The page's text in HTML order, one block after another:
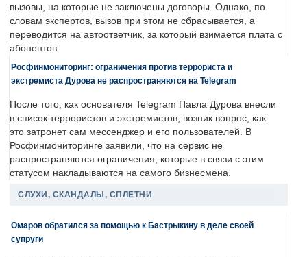
вызовы, на которые не заключены договоры. Однако, по
словам экспертов, вызов при этом не сбрасывается, а
переводится на автоответчик, за который взимается плата с
абонентов.
Росфинмониторинг: ограничения против террориста и
экстремиста Дурова не распространяются на Telegram
После того, как основателя Telegram Павла Дурова внесли
в список террористов и экстремистов, возник вопрос, как
это затронет сам мессенджер и его пользователей. В
Росфинмониторинге заявили, что на сервис не
распространяются ограничения, которые в связи с этим
статусом накладываются на самого бизнесмена.
СЛУХИ, СКАНДАЛЫ, СПЛЕТНИ
Омаров обратился за помощью к Бастрыкину в деле своей
супруги